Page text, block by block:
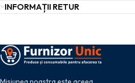
INFORMAȚII RETUR